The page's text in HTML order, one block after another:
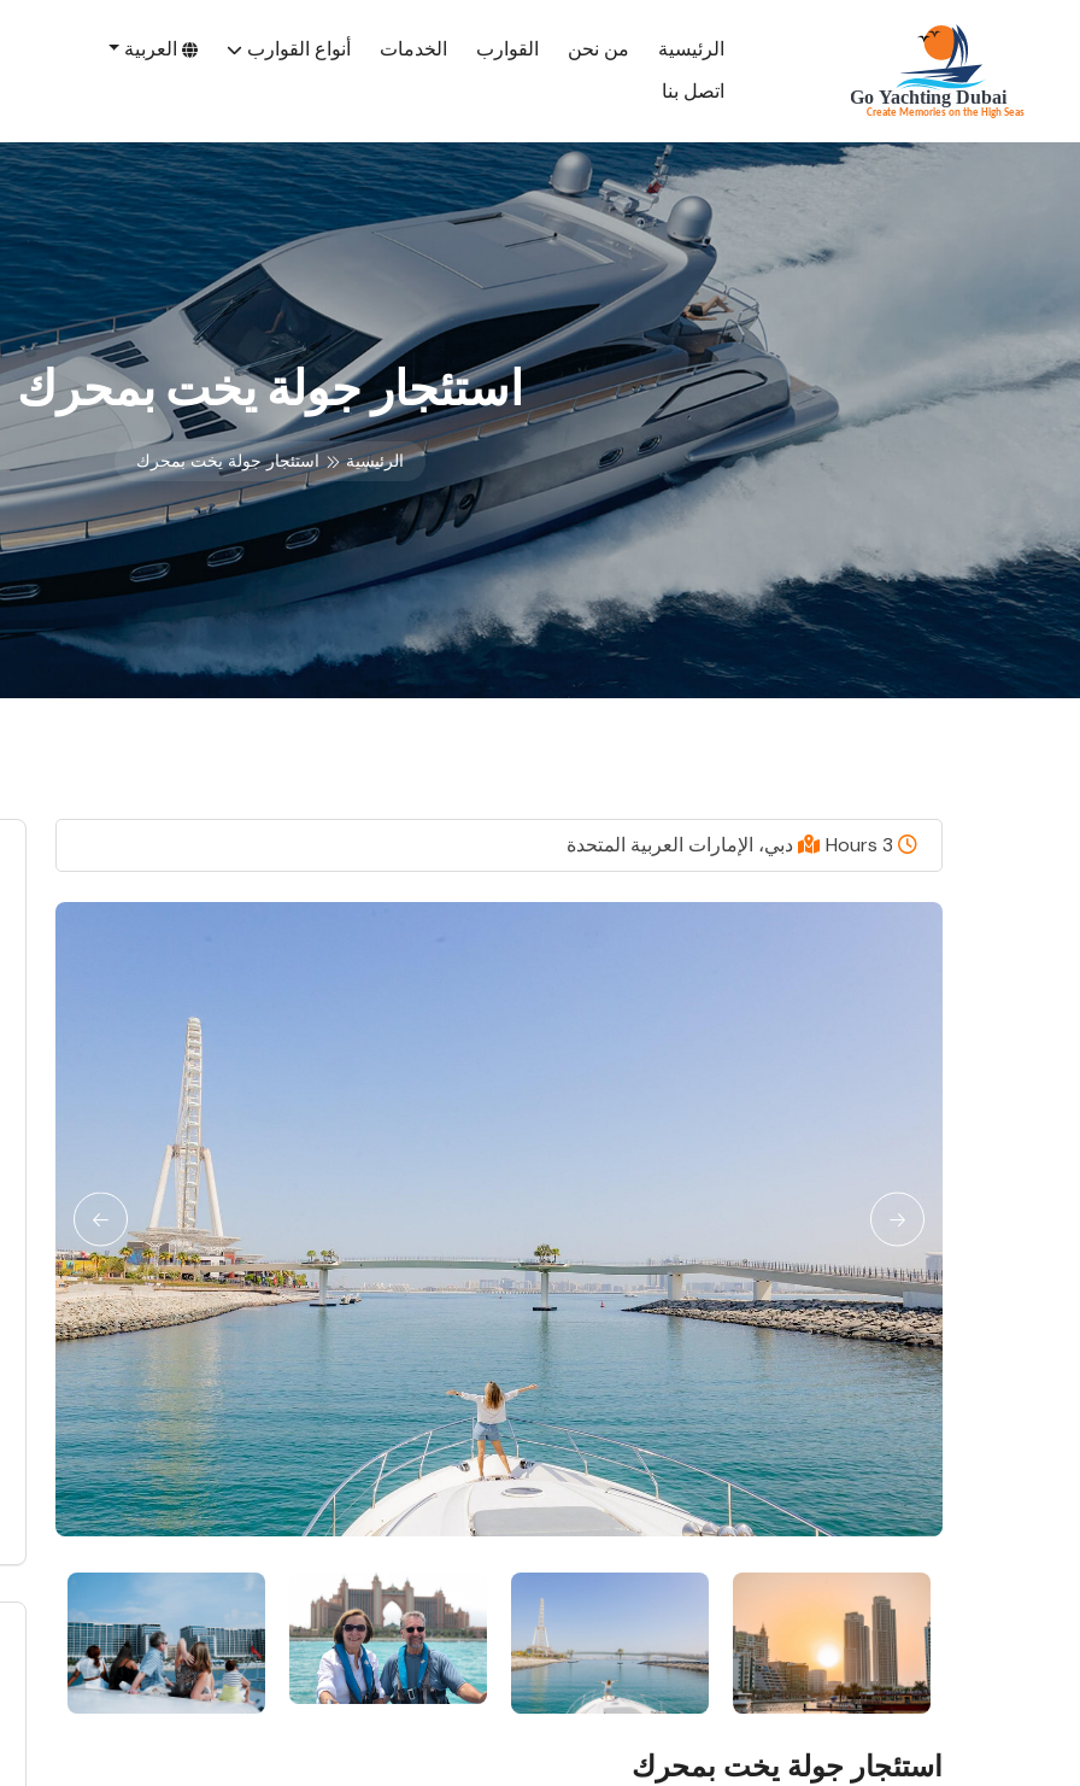
الرئيسية من نحن القوارب الخدمات أنواع القوارب
العربية
اتصل بنا
استئجار جولة يخت بمحرك
الرئيسية استئجار جولة يخت بمحرك
دبي، الإمارات العربية المتحدة
استئجار جولة يخت بمحرك